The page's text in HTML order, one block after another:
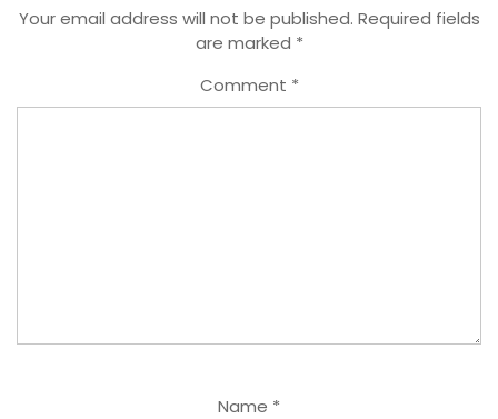
Your email address will not be published. Required fields
are marked *
Comment *
Name *